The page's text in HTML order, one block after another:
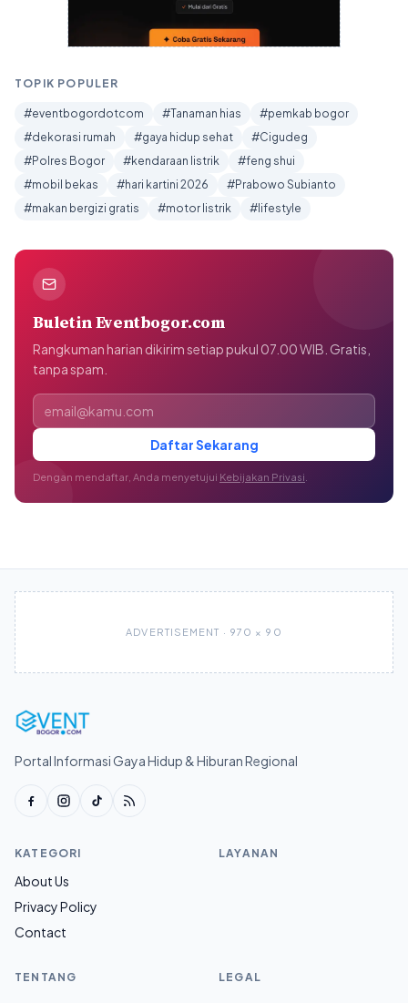
TOPIK POPULER
#eventbogordotcom #Tanaman hias
#pemkab bogor
#dekorasi rumah
#gaya hidup sehat
#Cigudeg
#Polres Bogor
#kendaraan listrik
#feng shui
#mobil bekas
#hari kartini 2026
#Prabowo Subianto
#makan bergizi gratis
#motor listrik #lifestyle
Buletin Eventbogor.com
Rangkuman harian dikirim setiap pukul 07.00 WIB. Gratis,
tanpa spam.
Alamat email
Daftar Sekarang
Dengan mendaftar, Anda menyetujui Kebijakan Privasi
ADVERTISEMENT · 970 × 90
Portal Informasi Gaya Hidup & Hiburan Regional
KATEGORI
About Us
Privacy Policy
Contact
LAYANAN
TENTANG LEGAL